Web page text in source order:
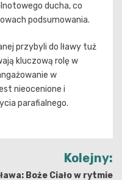
ducha, co
podsumowania.
przybyli do Iławy tuż
kluczową rolę w
w
nieocenione i
parafialnego.
Kolejny:
Iława: Boże Ciało w rytmie